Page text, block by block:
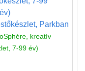
Parkban
kreatív
7-99 év)